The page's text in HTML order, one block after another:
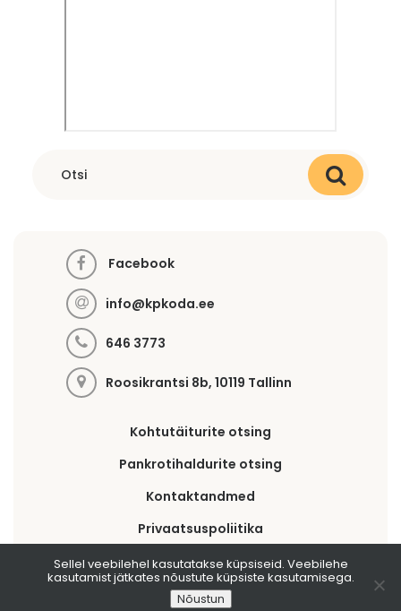
Facebook
info@kpkoda.ee
646 3773
Roosikrantsi 8b, 10119 Tallinn
Kohtutäiturite otsing
Pankrotihaldurite otsing
Kontaktandmed
Privaatsuspoliitika
Copyright 2025 © All right reserved
Sellel veebilehel kasutatakse küpsiseid. Veebilehe
kasutamist jätkates nõustute küpsiste kasutamisega.
Nõustun